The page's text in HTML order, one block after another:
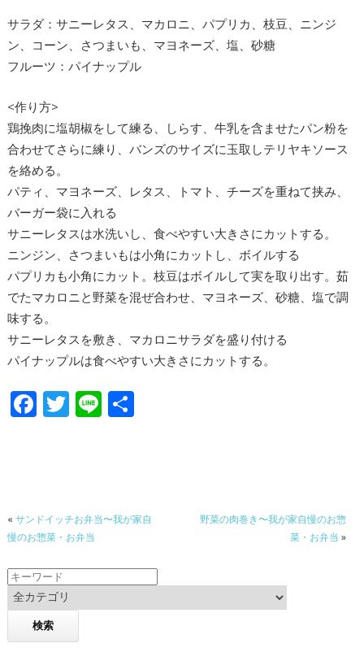
サラダ：サニーレタス、マカロニ、パプリカ、枝豆、ニンジ
ン、コーン、さつまいも、マヨネーズ、塩、砂糖
フルーツ：パイナップル
<作り方>
鶏挽肉に塩胡椒をして練る、しらす、牛乳を含ませたパン粉を
合わせてさらに練り、バンズのサイズに玉取しテリヤキソース
を絡める。
パティ、マヨネーズ、レタス、トマト、チーズを重ねて挟み、
バーガー袋に入れる
サニーレタスは水洗いし、食べやすい大きさにカットする。
ニンジン、さつまいもは小角にカットし、ボイルする
パプリカも小角にカット。枝豆はボイルして実を取り出す。茹
でたマカロニと野菜を混ぜ合わせ、マヨネーズ、砂糖、塩で調
味する。
サニーレタスを敷き、マカロニサラダを盛り付ける
パイナップルは食べやすい大きさにカットする。
F
ac
o
o
k
T
w
Li
n
共
« サンドイッチお弁当〜我が家自
慢のお惣菜・お弁当
野菜の肉巻き〜我が家自慢のお惣
菜・お弁当 »